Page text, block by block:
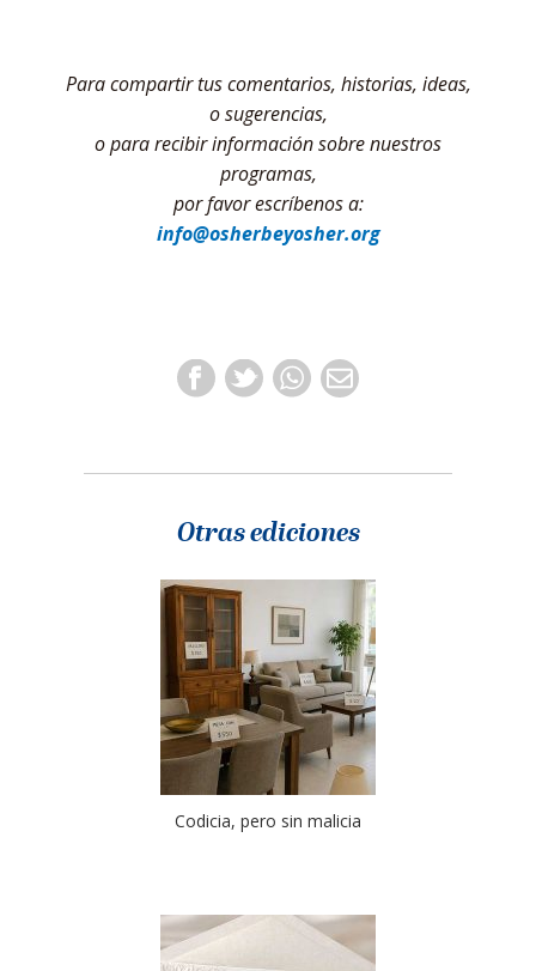
Para compartir tus comentarios, historias, ideas,
o sugerencias,
o para recibir información sobre nuestros
programas,
por favor escríbenos a:
info@osherbeyosher.org
Otras ediciones
Codicia, pero sin malicia